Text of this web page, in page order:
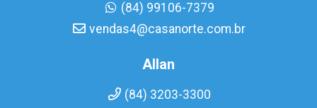
(84) 99106-7379
vendas4@casanorte.com.br
Allan
(84) 3203-3300